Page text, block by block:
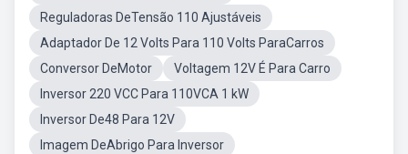
Reguladoras DeTensão 110 Ajustáveis
Adaptador De 12 Volts Para 110 Volts ParaCarros
Conversor DeMotor
Voltagem 12V É Para Carro
Inversor 220 VCC Para 110VCA 1 kW
Inversor De48 Para 12V
Imagem DeAbrigo Para Inversor